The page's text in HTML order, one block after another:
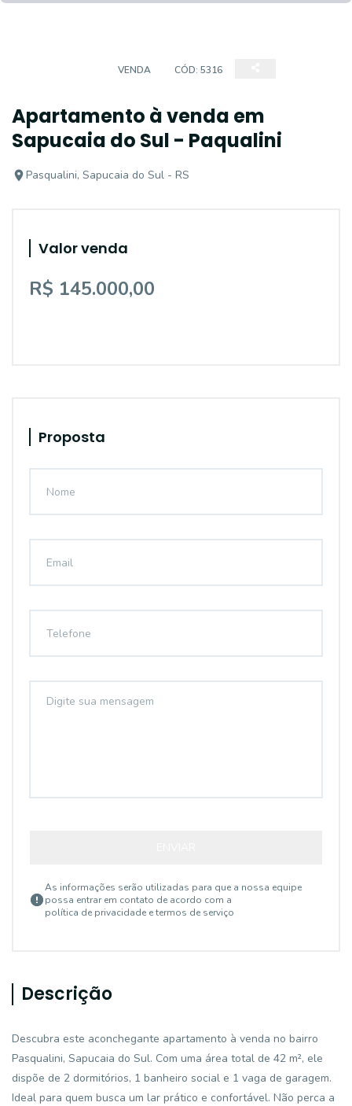
VENDA CÓD: 5316
Apartamento à venda em
Sapucaia do Sul - Paqualini
Pasqualini, Sapucaia do Sul - RS
Valor venda
R$ 145.000,00
Proposta
As informações serão utilizadas para que a nossa equipe
possa entrar em contato de acordo com a
política de privacidade e termos de serviço
Descrição
Descubra este aconchegante apartamento à venda no bairro
Pasqualini, Sapucaia do Sul. Com uma área total de 42 m², ele
dispõe de 2 dormitórios, 1 banheiro social e 1 vaga de garagem.
Ideal para quem busca um lar prático e confortável. Não perca a